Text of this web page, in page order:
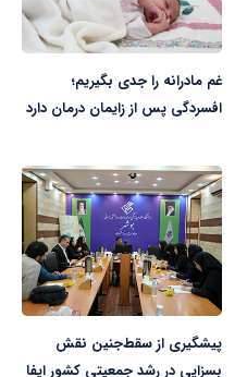
غم مادرانه را جدی بگیریم؛
افسردگی پس از زایمان درمان دارد
پیشگیری از سقط‌جنین نقش
بسزایی در رشد جمعیتی کشور ایفا